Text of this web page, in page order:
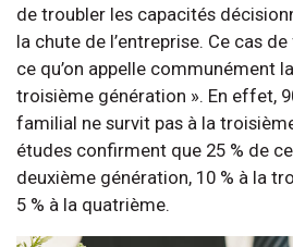
de troubler les capacités
la chute de l’entreprise. Ce cas
ce qu’on appelle communément
troisième génération ». En effet,
familial ne survit pas à la
études confirment que 25 % de
deuxième génération, 10 % à la
5 % à la quatrième.